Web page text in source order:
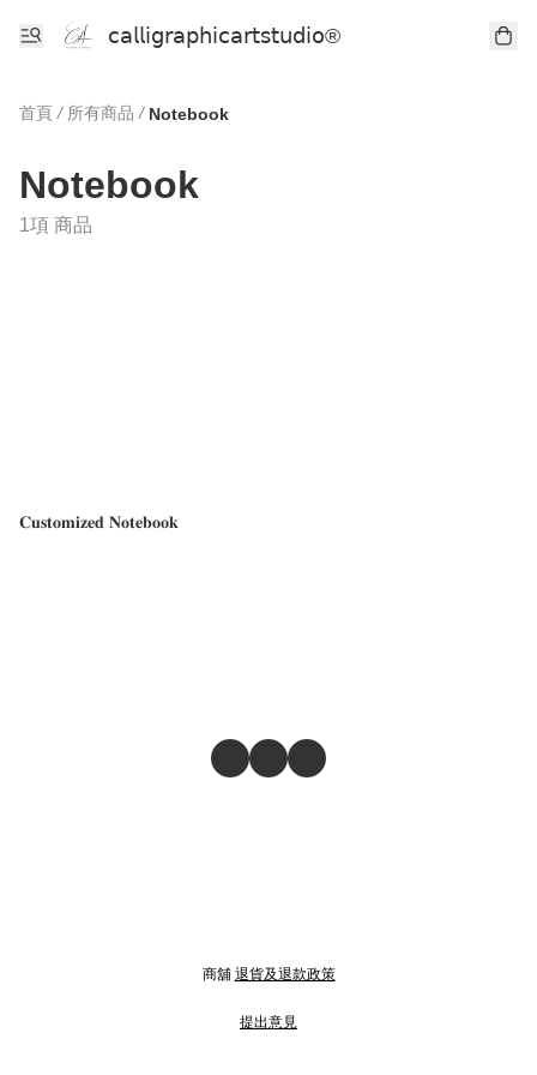
𝖼𝖺𝗅𝗅𝗂𝗀𝗋𝖺𝗉𝗁𝗂𝖼𝖺𝗋𝗍𝗌𝗍𝗎𝖽𝗂𝗈®
首頁 / 所有商品 / Notebook
Notebook
1項 商品
𝐂𝐮𝐬𝐭𝐨𝐦𝐢𝐳𝐞𝐝 𝐍𝐨𝐭𝐞𝐛𝐨𝐨𝐤
商舖 退貨及退款政策
提出意見